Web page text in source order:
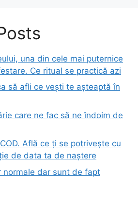
una din cele mai puternice
Ce ritual se practică azi
să afli ce vești te așteaptă în
care ne fac să ne îndoim de
Află ce ți se potrivește cu
de data ta de naștere
normale dar sunt de fapt